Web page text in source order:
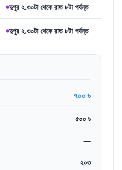
দুপুর ২.৩০টা থেকে রাত ৮টা পর্যন্ত
দুপুর ২.৩০টা থেকে রাত ৮টা পর্যন্ত
৭০০ ৳
৫০০ ৳
—
২০৩